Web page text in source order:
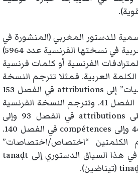
للدستور المغربي (المنشورة في
الجريدة الرسمية المغربية في نسختها الفرنسية عدد 5964)
الفرنسية أو كلمات فرنسية
العربية. فمثلا تترجم النسخة
الفرنسية كلمة “صلاحيات” إلى attributions في الفصل 153
وإلى prérogatives في الفصل 41. وتترجم النسخة الفرنسية
كلمة “اختصاصات” إلى attributions في الفصل 93 وإلى
pouvoirs في الفصل 44 وإلى compétences في الفصل 140.
الكلمتين “اختصاص/اختصاصات”
و”صلاحية/صلاحيات” في هذا السياق الدستوري إلى tanaḍt